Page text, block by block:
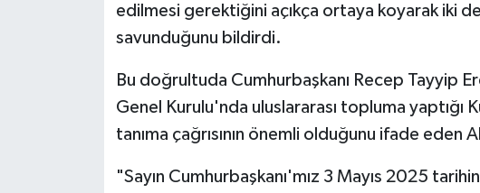
edilmesi gerektiğini açıkça ortaya koyarak iki
savunduğunu bildirdi.
Bu doğrultuda Cumhurbaşkanı Recep Tayyip
Genel Kurulu'nda uluslararası topluma yaptığı
tanıma çağrısının önemli olduğunu ifade
"Sayın Cumhurbaşkanı'mız 3 Mayıs 2025